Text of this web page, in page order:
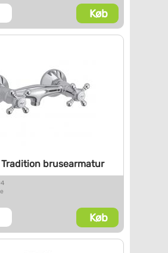
Køb
Tradition brusearmatur
Køb